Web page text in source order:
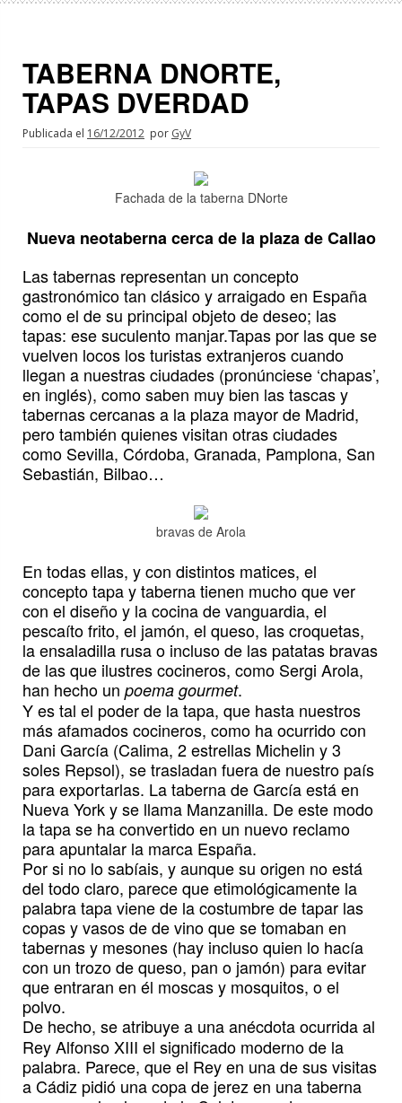
TABERNA DNORTE,
TAPAS DVERDAD
Publicada el 16/12/2012 por GyV
Fachada de la taberna DNorte
Nueva neotaberna cerca de la plaza de Callao
Las tabernas representan un concepto
gastronómico tan clásico y arraigado en España
como el de su principal objeto de deseo; las
tapas: ese suculento manjar.Tapas por las que se
vuelven locos los turistas extranjeros cuando
llegan a nuestras ciudades (pronúnciese ‘chapas’,
en inglés), como saben muy bien las tascas y
tabernas cercanas a la plaza mayor de Madrid,
pero también quienes visitan otras ciudades
como Sevilla, Córdoba, Granada, Pamplona, San
Sebastián, Bilbao…
bravas de Arola
En todas ellas, y con distintos matices, el
concepto tapa y taberna tienen mucho que ver
con el diseño y la cocina de vanguardia, el
pescaíto frito, el jamón, el queso, las croquetas,
la ensaladilla rusa o incluso de las patatas bravas
de las que ilustres cocineros, como Sergi Arola,
han hecho un poema gourmet.
Y es tal el poder de la tapa, que hasta nuestros
más afamados cocineros, como ha ocurrido con
Dani García (Calima, 2 estrellas Michelin y 3
soles Repsol), se trasladan fuera de nuestro país
para exportarlas. La taberna de García está en
Nueva York y se llama Manzanilla. De este modo
la tapa se ha convertido en un nuevo reclamo
para apuntalar la marca España.
Por si no lo sabíais, y aunque su origen no está
del todo claro, parece que etimológicamente la
palabra tapa viene de la costumbre de tapar las
copas y vasos de de vino que se tomaban en
tabernas y mesones (hay incluso quien lo hacía
con un trozo de queso, pan o jamón) para evitar
que entraran en él moscas y mosquitos, o el
polvo.
De hecho, se atribuye a una anécdotaocurrida al
Rey Alfonso XIII el significado moderno de la
palabra. Parece, que el Rey en una de sus visitas
a Cádiz pidió una copa de jerez en una taberna